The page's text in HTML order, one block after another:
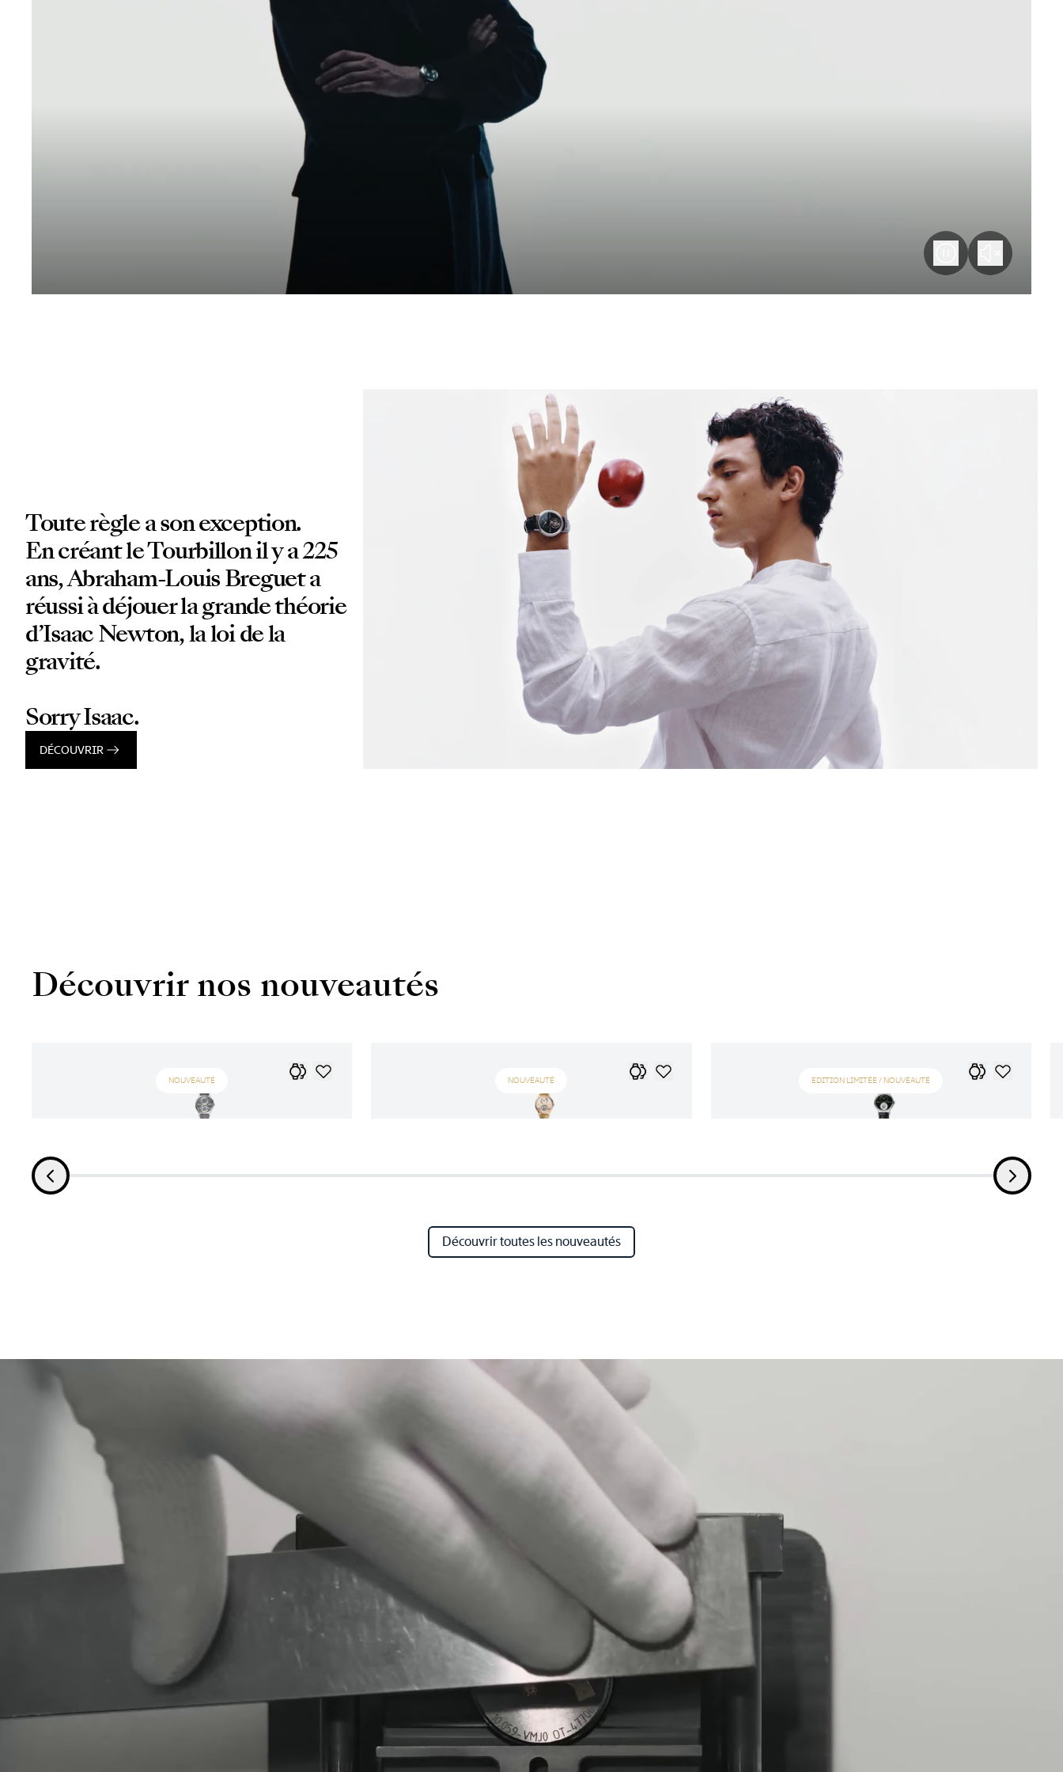
Toute règle a son exception.
En créant le Tourbillon il y a 225
ans, Abraham-Louis Breguet a
réussi à déjouer la grande théorie
d’Isaac Newton, la loi de la
gravité.
Sorry Isaac.
DÉCOUVRIR
Découvrir nos nouveautés
NOUVEAUTÉ NOUVEAUTÉ EDITION LIMITÉE / NOUVEAUTÉ
Découvrir toutes les nouveautés